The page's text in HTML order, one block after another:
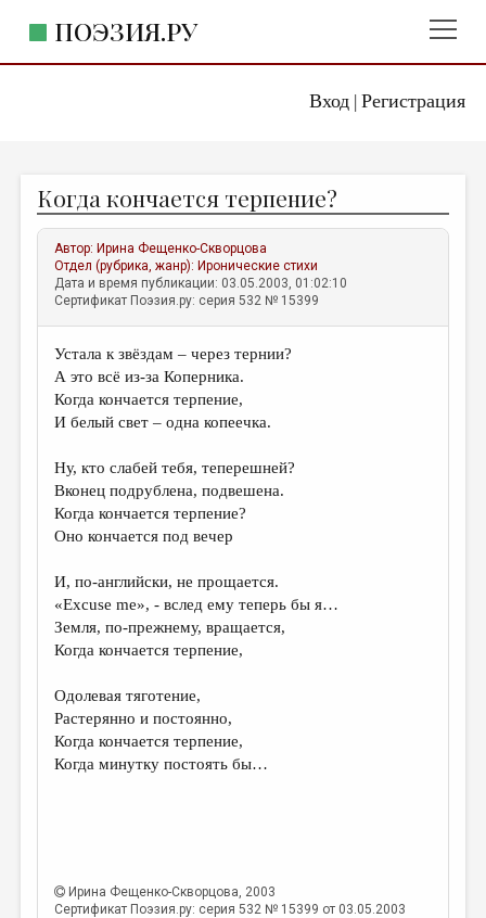
Вход| Регистрация
ПОЭЗИЯ.РУ
ЖАНРЫ
АВТОРЫ
КОММЕНТАРИИ
ЛИТСАЛОН
НОВОСТИ
ПРАВИЛА САЙТА
ИЗБРАННОЕ
ДАЙДЖЕСТ
ПЕРЕВОДЫ
КОНКУРСЫ
КНИЖНАЯ ПОЛКА
ОБЗОР ЛИТЕРАТУРЫ
РЕДКОЛЛЕГИЯ
Когда кончается терпение?
Автор: Ирина Фещенко-Скворцова
Отдел (рубрика, жанр): Иронические стихи
Дата и время публикации: 03.05.2003, 01:02:10
Сертификат Поэзия.ру: серия 532 № 15399
Устала к звёздам – через тернии?
А это всё из-за Коперника.
Когда кончается терпение,
И белый свет – одна копеечка.
Ну, кто слабей тебя, теперешней?
Вконец подрублена, подвешена.
Когда кончается терпение?
Оно кончается под вечер
И, по-английски, не прощается.
«Excuse me», - вслед ему теперь бы я…
Земля, по-прежнему, вращается,
Когда кончается терпение,
Одолевая тяготение,
Растерянно и постоянно,
Когда кончается терпение,
Когда минутку постоять бы…
Ирина Фещенко-Скворцова, 2003
Сертификат Поэзия.ру: серия 532 № 15399 от 03.05.2003